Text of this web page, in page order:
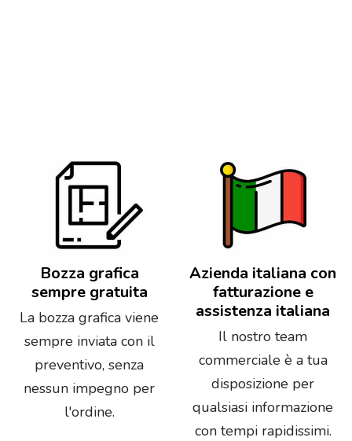
Bozza grafica
sempre gratuita
La bozza grafica viene
sempre inviata con il
preventivo, senza
nessun impegno per
l'ordine.
Azienda italiana con
fatturazione e
assistenza italiana
Il nostro team
commerciale è a tua
disposizione per
qualsiasi informazione
con tempi rapidissimi.